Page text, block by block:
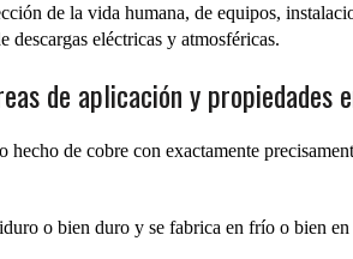
de la vida humana, de equipos,
descargas eléctricas y atmosféricas.
de aplicación y propiedades
de cobre con exactamente
o bien duro y se fabrica en frío o bien en